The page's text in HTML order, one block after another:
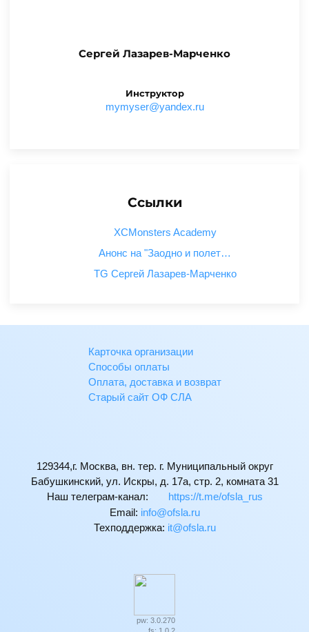
Сергей Лазарев-Марченко
Инструктор
ur.xednay@resymym
Ссылки
XCMonsters Academy
Анонс на "Заодно и полет…
TG Сергей Лазарев-Марченко
Карточка организации
Способы оплаты
Оплата, доставка и возврат
Старый сайт ОФ СЛА
129344,г. Москва, вн. тер. г. Муниципальный округ
Бабушкинский, ул. Искры, д. 17а, стр. 2, комната 31
Наш телеграм-канал:
https://t.me/ofsla_rus
Email: ur.alsfo@ofni
Техподдержка: ur.alsfo@ti
pw: 3.0.270